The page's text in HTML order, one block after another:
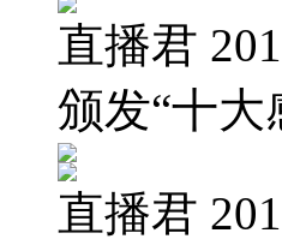
直播君
颁发“十大
直播君